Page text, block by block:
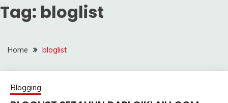
Tag: bloglist
Home bloglist
Blogging